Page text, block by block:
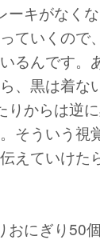
ーキがなく
ていくので
るんです。
、黒は着な
りからは逆
そういう視
えていけた
おにぎり50